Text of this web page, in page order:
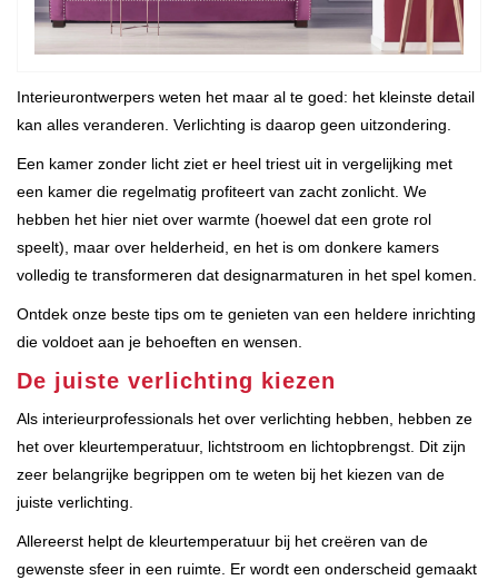
Interieurontwerpers weten het maar al te goed: het kleinste detail
kan alles veranderen. Verlichting is daarop geen uitzondering.
Een kamer zonder licht ziet er heel triest uit in vergelijking met
een kamer die regelmatig profiteert van zacht zonlicht. We
hebben het hier niet over warmte (hoewel dat een grote rol
speelt), maar over helderheid, en het is om donkere kamers
volledig te transformeren dat designarmaturen in het spel komen.
Ontdek onze beste tips om te genieten van een heldere inrichting
die voldoet aan je behoeften en wensen.
De juiste verlichting kiezen
Als interieurprofessionals het over verlichting hebben, hebben ze
het over kleurtemperatuur, lichtstroom en lichtopbrengst. Dit zijn
zeer belangrijke begrippen om te weten bij het kiezen van de
juiste verlichting.
Allereerst helpt de kleurtemperatuur bij het creëren van de
gewenste sfeer in een ruimte. Er wordt een onderscheid gemaakt